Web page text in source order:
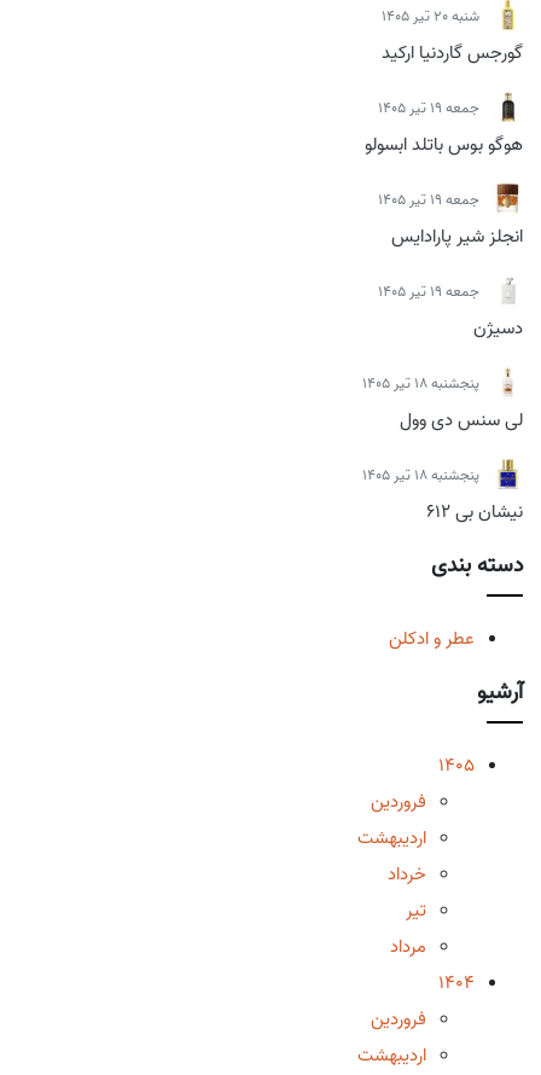
شنبه 20 تیر 1405
گورجس گاردنیا ارکید
جمعه 19 تیر 1405
هوگو بوس باتلد ابسولو
جمعه 19 تیر 1405
انجلز شیر پارادایس
جمعه 19 تیر 1405
دسیژن
پنجشنبه 18 تیر 1405
لی سنس دی وول
پنجشنبه 18 تیر 1405
نیشان بی 612
دسته بندی
عطر و ادکلن
آرشیو
1405
فروردین
اردیبهشت
خرداد
تیر
مرداد
1404
فروردین
اردیبهشت